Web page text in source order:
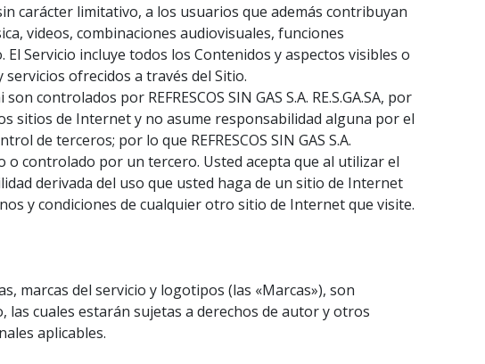
carácter limitativo, a los usuarios que además contribuyan
videos, combinaciones audiovisuales, funciones
Servicio incluye todos los Contenidos y aspectos visibles o
ofrecidos a través del Sitio.
por REFRESCOS SIN GAS S.A. RE.S.GA.SA, por
sitios de Internet y no asume responsabilidad alguna por el
de terceros; por lo que REFRESCOS SIN GAS S.A.
o controlado por un tercero. Usted acepta que al utilizar el
derivada del uso que usted haga de un sitio de Internet
y condiciones de cualquier otro sitio de Internet que visite.
marcas del servicio y logotipos (las «Marcas»), son
las cuales estarán sujetas a derechos de autor y otros
aplicables.